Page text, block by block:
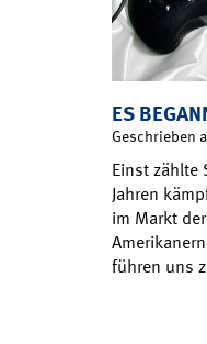
ES
Geschrieben
Einst zählte
Jahren
im Markt
führen uns